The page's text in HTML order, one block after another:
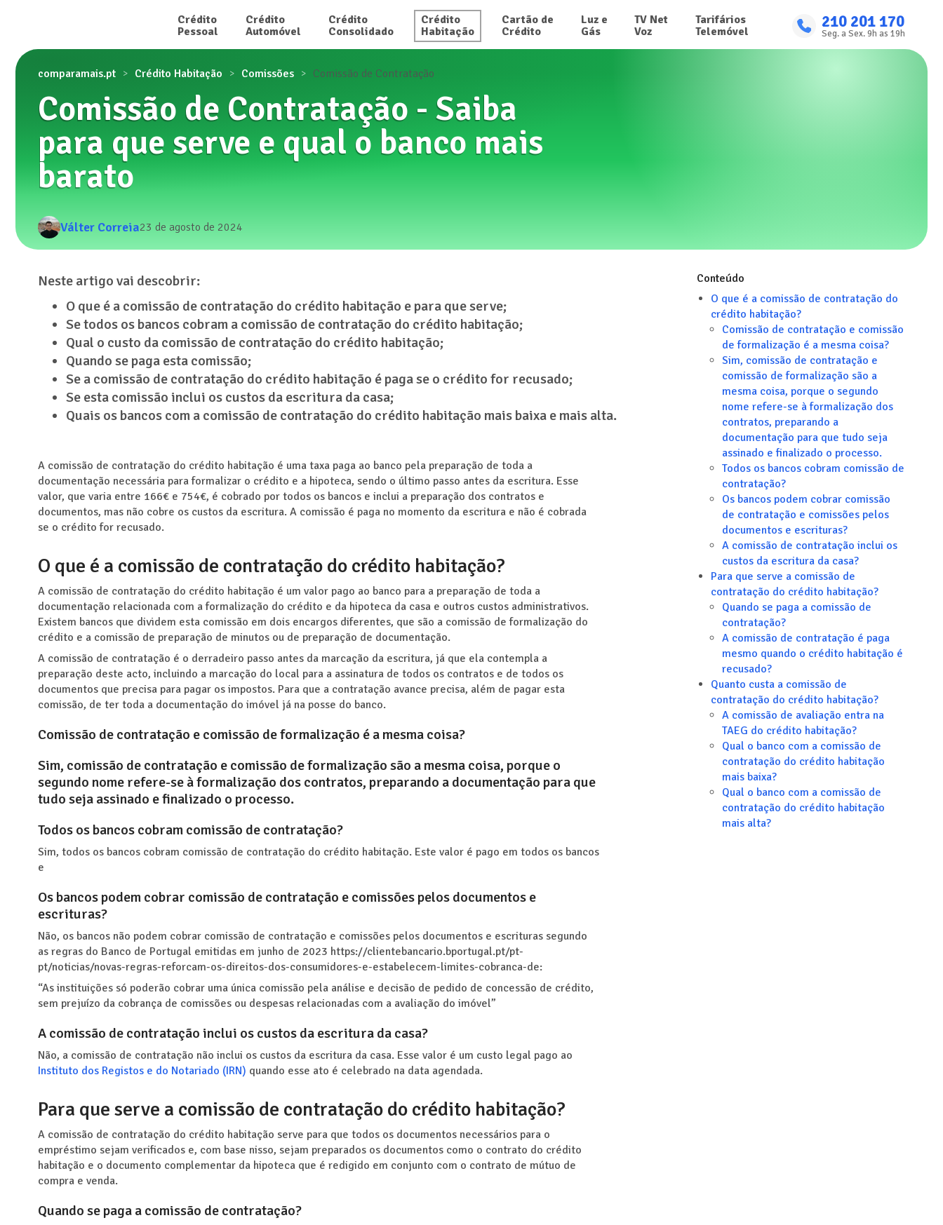
Crédito
Pessoal
Crédito
Automóvel
Crédito
Consolidado
Crédito
Habitação
Cartão de
Crédito
Luz e
Gás
TV Net
Voz
Tarifários
Telemóvel
210 201 170
Seg. a Sex. 9h as 19h
comparamais.pt Crédito Habitação Comissões Comissão de Contratação
Comissão de Contratação - Saiba
para que serve e qual o banco mais
barato
Válter Correia23 de agosto de 2024
Conteúdo
O que é a comissão de contratação do
crédito habitação?
Comissão de contratação e comissão
de formalização é a mesma coisa?
Sim, comissão de contratação e
comissão de formalização são a
mesma coisa, porque o segundo
nome refere-se à formalização dos
contratos, preparando a
documentação para que tudo seja
assinado e finalizado o processo.
Todos os bancos cobram comissão de
contratação?
Os bancos podem cobrar comissão
de contratação e comissões pelos
documentos e escrituras?
A comissão de contratação inclui os
custos da escritura da casa?
Para que serve a comissão de
contratação do crédito habitação?
Quando se paga a comissão de
contratação?
A comissão de contratação é paga
mesmo quando o crédito habitação é
recusado?
Quanto custa a comissão de
contratação do crédito habitação?
A comissão de avaliação entra na
TAEG do crédito habitação?
Qual o banco com a comissão de
contratação do crédito habitação
mais baixa?
Qual o banco com a comissão de
contratação do crédito habitação
mais alta?
Neste artigo vai descobrir:
O que é a comissão de contratação do crédito habitação e para que serve;
Se todos os bancos cobram a comissão de contratação do crédito habitação;
Qual o custo da comissão de contratação do crédito habitação;
Quando se paga esta comissão;
Se a comissão de contratação do crédito habitação é paga se o crédito for recusado;
Se esta comissão inclui os custos da escritura da casa;
Quais os bancos com a comissão de contratação do crédito habitação mais baixa e mais alta.
A comissão de contratação do crédito habitação é uma taxa paga ao banco pela preparação de toda a
documentação necessária para formalizar o crédito e a hipoteca, sendo o último passo antes da escritura. Esse
valor, que varia entre 166€ e 754€, é cobrado por todos os bancos e inclui a preparação dos contratos e
documentos, mas não cobre os custos da escritura. A comissão é paga no momento da escritura e não é cobrada
se o crédito for recusado.
O que é a comissão de contratação do crédito habitação?
A comissão de contratação do crédito habitação é um valor pago ao banco para a preparação de toda a
documentação relacionada com a formalização do crédito e da hipoteca da casa e outros custos administrativos.
Existem bancos que dividem esta comissão em dois encargos diferentes, que são a comissão de formalização do
crédito e a comissão de preparação de minutos ou de preparação de documentação.
A comissão de contratação é o derradeiro passo antes da marcação da escritura, já que ela contempla a
preparação deste acto, incluindo a marcação do local para a assinatura de todos os contratos e de todos os
documentos que precisa para pagar os impostos. Para que a contratação avance precisa, além de pagar esta
comissão, de ter toda a documentação do imóvel já na posse do banco.
Comissão de contratação e comissão de formalização é a mesma coisa?
Sim, comissão de contratação e comissão de formalização são a mesma coisa, porque o
segundo nome refere-se à formalização dos contratos, preparando a documentação para que
tudo seja assinado e finalizado o processo.
Todos os bancos cobram comissão de contratação?
Sim, todos os bancos cobram comissão de contratação do crédito habitação. Este valor é pago em todos os bancos
e
Os bancos podem cobrar comissão de contratação e comissões pelos documentos e
escrituras?
Não, os bancos não podem cobrar comissão de contratação e comissões pelos documentos e escrituras segundo
as regras do Banco de Portugal emitidas em junho de 2023 https://clientebancario.bportugal.pt/pt-
pt/noticias/novas-regras-reforcam-os-direitos-dos-consumidores-e-estabelecem-limites-cobranca-de:
“As instituições só poderão cobrar uma única comissão pela análise e decisão de pedido de concessão de crédito,
sem prejuízo da cobrança de comissões ou despesas relacionadas com a avaliação do imóvel”
A comissão de contratação inclui os custos da escritura da casa?
Não, a comissão de contratação não inclui os custos da escritura da casa. Esse valor é um custo legal pago ao
Instituto dos Registos e do Notariado (IRN) quando esse ato é celebrado na data agendada.
Para que serve a comissão de contratação do crédito habitação?
A comissão de contratação do crédito habitação serve para que todos os documentos necessários para o
empréstimo sejam verificados e, com base nisso, sejam preparados os documentos como o contrato do crédito
habitação e o documento complementar da hipoteca que é redigido em conjunto com o contrato de mútuo de
compra e venda.
Quando se paga a comissão de contratação?